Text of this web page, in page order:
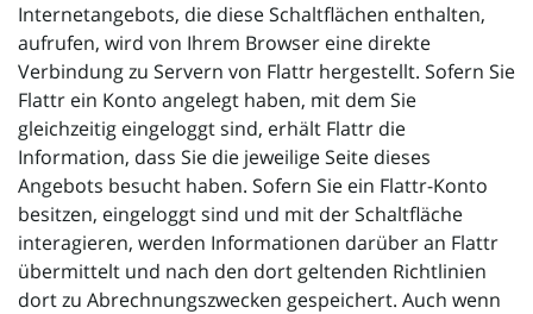
Internetangebots, die diese Schaltflächen enthalten,
aufrufen, wird von Ihrem Browser eine direkte
Verbindung zu Servern von Flattr hergestellt. Sofern Sie
Flattr ein Konto angelegt haben, mit dem Sie
gleichzeitig eingeloggt sind, erhält Flattr die
Information, dass Sie die jeweilige Seite dieses
Angebots besucht haben. Sofern Sie ein Flattr-Konto
besitzen, eingeloggt sind und mit der Schaltfläche
interagieren, werden Informationen darüber an Flattr
übermittelt und nach den dort geltenden Richtlinien
dort zu Abrechnungszwecken gespeichert. Auch wenn